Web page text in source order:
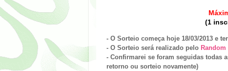
(1
- O Sorteio começa hoje 18/03/2013 e
- O Sorteio será realizado pelo Random
- Confirmarei se foram seguidas todas
retorno ou sorteio novamente)